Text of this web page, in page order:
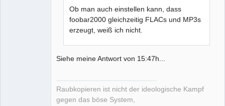
Ob man auch einstellen kann, dass
foobar2000 gleichzeitig FLACs und MP3s
erzeugt, weiß ich nicht.
Siehe meine Antwort von 15:47h...
Raubkopieren ist nicht der ideologische Kampf
gegen das böse System,